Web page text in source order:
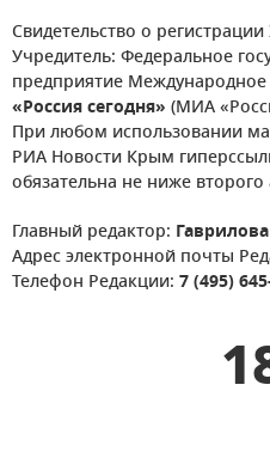
Свидетельство о
Учредитель: Федеральное
предприятие
«Россия сегодня» (МИА
При любом использовании
РИА Новости Крым
обязательна не ниже второго
Главный редактор:
Адрес электронной почты
Телефон Редакции: 7 (495)